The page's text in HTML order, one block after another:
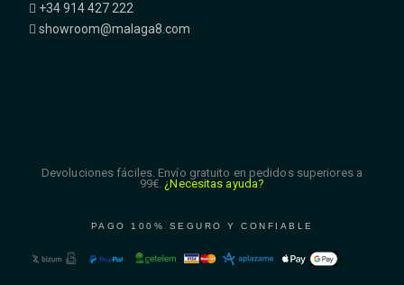
+34 914 427 222
showroom@malaga8.com
Devoluciones fáciles. Envío gratuito en pedidos superiores a
99€. ¿Necesitas ayuda?
PAGO 100% SEGURO Y CONFIABLE